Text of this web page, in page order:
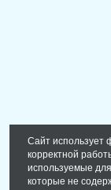
Сайт использует
корректной
используемые
которые не